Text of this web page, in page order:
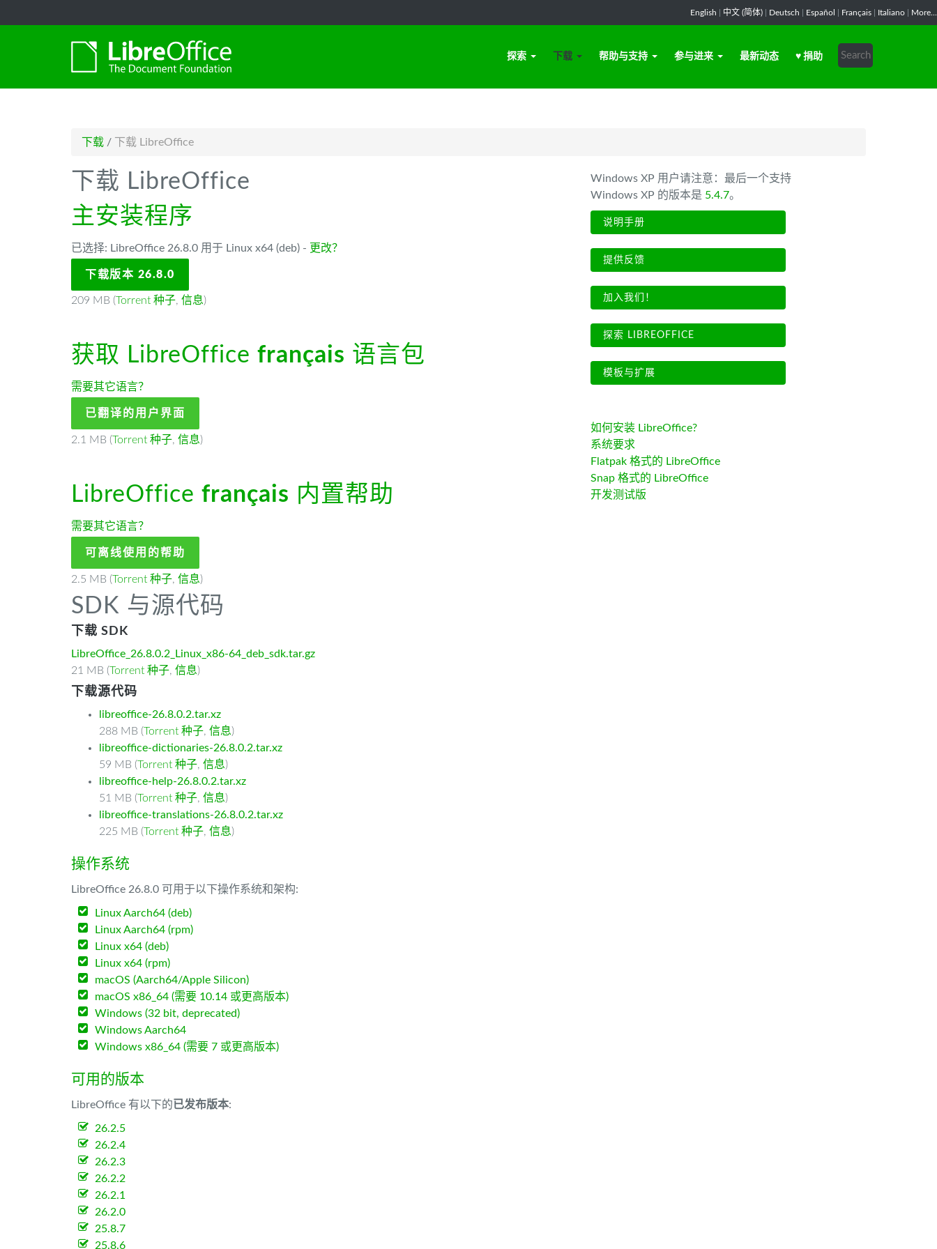
English 中文 (简体) Deutsch Español Français Italiano More...
探索 下载 帮助与支持 参与进来 最新动态 ♥ 捐助
下载 / 下载 LibreOffice
下载 LibreOffice
主安装程序
已选择: LibreOffice 26.8.0 用于 Linux x64 (deb) - 更改？
下载版本 26.8.0
209 MB (Torrent 种子, 信息)
获取 LibreOffice français 语言包
需要其它语言？
已翻译的用户界面
2.1 MB (Torrent 种子, 信息)
LibreOffice français 内置帮助
需要其它语言？
可离线使用的帮助
2.5 MB (Torrent 种子, 信息)
SDK 与源代码
下载 SDK
LibreOffice_26.8.0.2_Linux_x86-64_deb_sdk.tar.gz
21 MB (Torrent 种子, 信息)
下载源代码
libreoffice-26.8.0.2.tar.xz
288 MB (Torrent 种子, 信息)
libreoffice-dictionaries-26.8.0.2.tar.xz
59 MB (Torrent 种子, 信息)
libreoffice-help-26.8.0.2.tar.xz
51 MB (Torrent 种子, 信息)
libreoffice-translations-26.8.0.2.tar.xz
225 MB (Torrent 种子, 信息)
操作系统
LibreOffice 26.8.0 可用于以下操作系统和架构:
Linux Aarch64 (deb)
Linux Aarch64 (rpm)
Linux x64 (deb)
Linux x64 (rpm)
macOS (Aarch64/Apple Silicon)
macOS x86_64 (需要 10.14 或更高版本)
Windows (32 bit, deprecated)
Windows Aarch64
Windows x86_64 (需要 7 或更高版本)
可用的版本
LibreOffice 有以下的已发布版本:
26.2.5
26.2.4
26.2.3
26.2.2
26.2.1
26.2.0
25.8.7
25.8.6
Windows XP 用户请注意：最后一个支持
Windows XP 的版本是 5.4.7。
说明手册
提供反馈
加入我们！
探索 LIBREOFFICE
模板与扩展
如何安装 LibreOffice?
系统要求
Flatpak 格式的 LibreOffice
Snap 格式的 LibreOffice
开发测试版